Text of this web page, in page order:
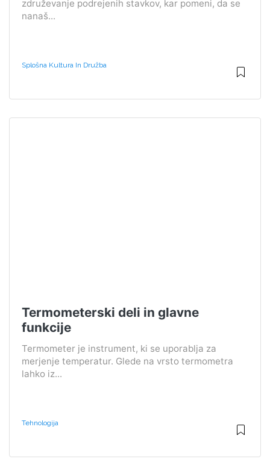
združevanje podrejenih stavkov, kar pomeni, da se
nanaš...
Splošna Kultura In Družba
Termometerski deli in glavne
funkcije
Termometer je instrument, ki se uporablja za
merjenje temperatur. Glede na vrsto termometra
lahko iz...
Tehnologija